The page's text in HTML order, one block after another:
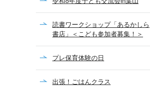
読書ワークショップ「あるかしら
書店」＜こども参加者募集！＞
プレ保育体験の日
出張！ごはんクラス